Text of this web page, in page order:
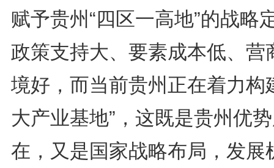
赋予贵州“四区一高地”的战略
政策支持大、要素成本低、营
境好，而当前贵州正在着力构
大产业基地”，这既是贵州优
在，又是国家战略布局，发展